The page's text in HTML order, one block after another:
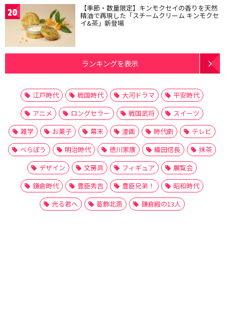
20 【季節・数量限定】キンモクセイの香りを天然
精油で再現した「スチームクリーム キンモクセ
イ&茶」新登場
ランキングを表示
江戸時代 戦国時代 大河ドラマ
平安時代
アニメ
ロングセラー 戦国武将
スイーツ
雑学
お菓子 幕末 漫画 時代劇
テレビ
べらぼう
明治時代 徳川家康 織田信長
抹茶
デザイン
文房具 フィギュア
展覧会
鎌倉時代
豊臣秀吉 豊臣兄弟！
昭和時代
光る君へ
葛飾北斎 鎌倉殿の13人